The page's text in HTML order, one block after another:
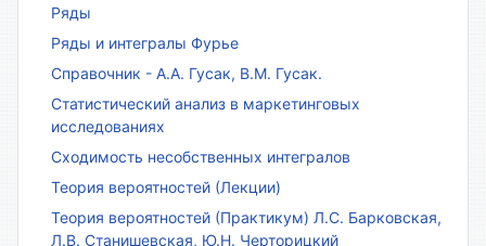
Ряды
Ряды и интегралы Фурье
Справочник - А.А. Гусак, В.М. Гусак.
Статистический анализ в маркетинговых
исследованиях
Сходимость несобственных интегралов
Теория вероятностей (Лекции)
Теория вероятностей (Практикум) Л.С. Барковская,
Л.В. Станишевская, Ю.Н. Черторицкий